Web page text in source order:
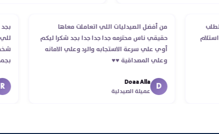
الطلب
استلام
من أفضل الصيدليات اللي اتعاملت معاها
حقيقي ناس محترمه جدا جدا جدا بجد شكرا ليكم
أوي علي سرعة الاستجابه والرد وعلي الامانه
وعلي المصداقية ♥️♥️‏
D
Doaa Alla
عميلة الصيدلية